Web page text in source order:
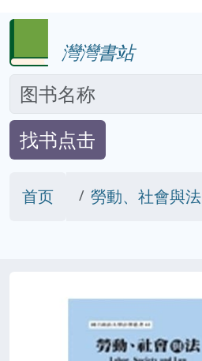
灣灣書站
找书点击
首页 勞動、社會與法